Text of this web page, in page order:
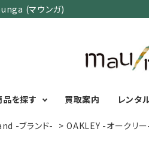
(マウンガ)
品を探す 買取案内 レンタ
-ブランド- > OAKLEY -オークリ